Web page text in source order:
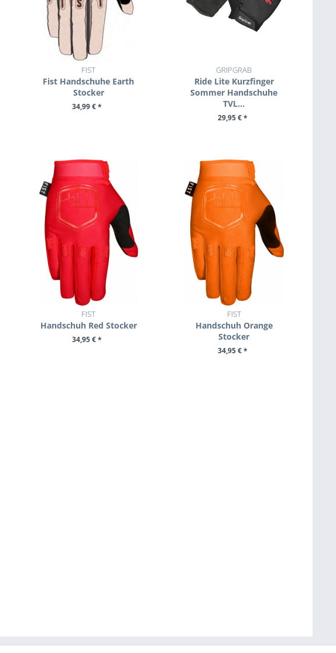
FIST
Fist Handschuhe Earth
Stocker
34,99 € *
GRIPGRAB
Ride Lite Kurzfinger
Sommer Handschuhe
TVL...
29,95 € *
FIST
Handschuh Red Stocker
34,95 € *
FIST
Handschuh Orange
Stocker
34,95 € *